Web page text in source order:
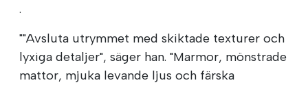
.
""Avsluta utrymmet med skiktade texturer och
lyxiga detaljer", säger han. "Marmor, mönstrade
mattor, mjuka levande ljus och färska